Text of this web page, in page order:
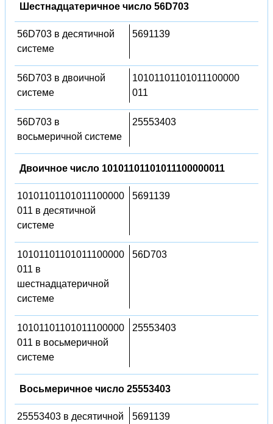
Шестнадцатеричное число 56D703
56D703 в десятичной
системе
5691139
56D703 в двоичной
системе
10101101101011100000
011
56D703 в
восьмеричной системе
25553403
Двоичное число 10101101101011100000011
10101101101011100000
011 в десятичной
системе
5691139
10101101101011100000
011 в
шестнадцатеричной
системе
56D703
10101101101011100000
011 в восьмеричной
системе
25553403
Восьмеричное число 25553403
25553403 в десятичной 5691139